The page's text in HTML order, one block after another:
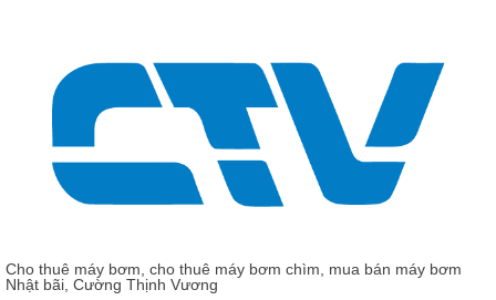
Cho thuê máy bơm, cho thuê máy bơm chìm, mua bán máy bơm
Nhật bãi, Cường Thịnh Vương